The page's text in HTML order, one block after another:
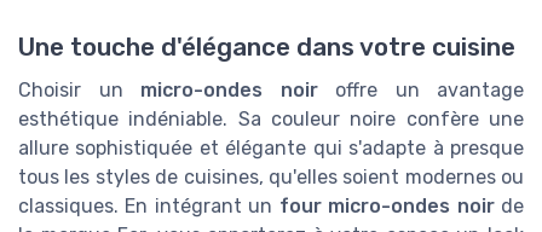
Une touche d'élégance dans votre cuisine
Choisir un micro-ondes noiroffre un avantage
esthétique indéniable. Sa couleur noire confère une
allure sophistiquée et élégante qui s'adapte à presque
tous les styles de cuisines, qu'elles soient modernes ou
classiques. En intégrant un four micro-ondes noirde